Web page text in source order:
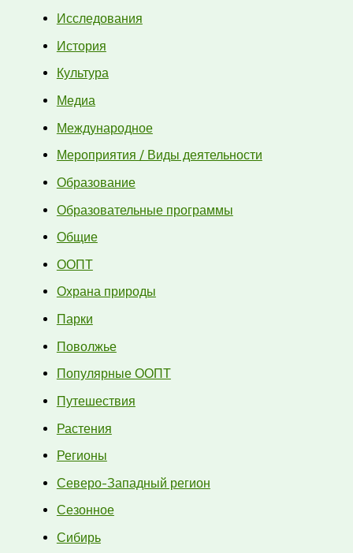
Исследования
История
Культура
Медиа
Международное
Мероприятия / Виды деятельности
Образование
Образовательные программы
Общие
ООПТ
Охрана природы
Парки
Поволжье
Популярные ООПТ
Путешествия
Растения
Регионы
Северо-Западный регион
Сезонное
Сибирь